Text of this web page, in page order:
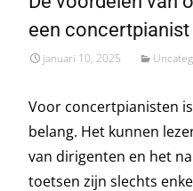
een concertpianist
januari 10, 2025
Voor concertpianisten
belang. Het kunnen
van dirigenten en het
toetsen zijn slechts